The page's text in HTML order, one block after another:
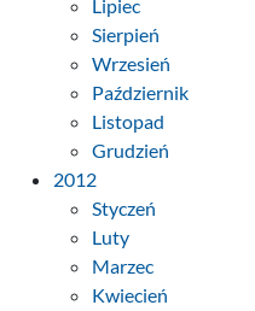
Lipiec
Sierpień
Wrzesień
Październik
Listopad
Grudzień
2012
Styczeń
Luty
Marzec
Kwiecień